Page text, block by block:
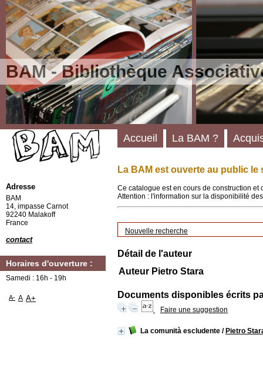
BAM - Bibliothèque
La BAM est ouverte au public le
Ce catalogue est en cours de construction
Attention : l'information sur la disponibilité
Nouvelle recherche
Détail de l'auteur
Auteur Pietro Stara
Documents disponibles écrits
Faire une suggestion
La comunità escludente / Pietro
Accueil La BAM ?
Adresse
BAM
14, impasse Carnot
92240 Malakoff
France
contact
Horaires d'ouverture :
Samedi : 16h - 19h
A- A A+